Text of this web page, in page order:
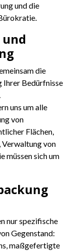
und die
die
Ihrer Bedürfnisse
uns um alle
von
Flächen,
Verwaltung von
müssen sich um
nur spezifische
Gegenstand:
maßgefertigte